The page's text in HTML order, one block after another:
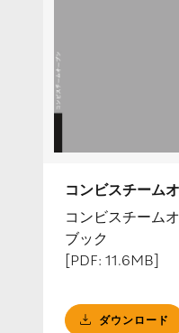
コンビスチーム
コンビスチーム
ブック
[PDF: 11.6MB]
ダウンロード